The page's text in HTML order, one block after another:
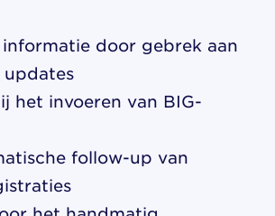
door gebrek aan
het invoeren van BIG-
follow-up van